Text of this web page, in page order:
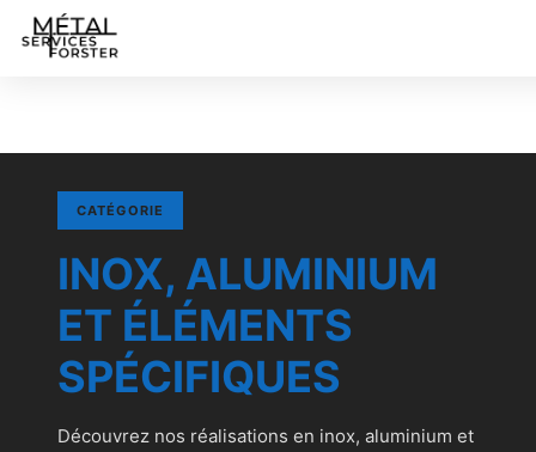
CATÉGORIE
INOX, ALUMINIUM
ET ÉLÉMENTS
SPÉCIFIQUES
Découvrez nos réalisations en inox, aluminium et